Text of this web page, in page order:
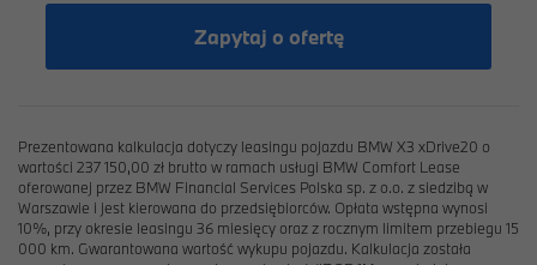
Zapytaj o ofertę
Prezentowana kalkulacja dotyczy leasingu pojazdu BMW X3 xDrive20 o
wartości 237 150,00 zł brutto w ramach usługi BMW Comfort Lease
oferowanej przez BMW Financial Services Polska sp. z o.o. z siedzibą w
Warszawie i jest kierowana do przedsiębiorców. Opłata wstępna wynosi
10%, przy okresie leasingu 36 miesięcy oraz z rocznym limitem przebiegu 15
000 km. Gwarantowana wartość wykupu pojazdu. Kalkulacja została